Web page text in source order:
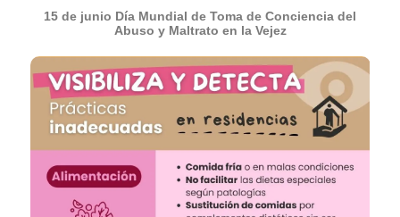
15 de junio Día Mundial de Toma de Conciencia del
Abuso y Maltrato en la Vejez